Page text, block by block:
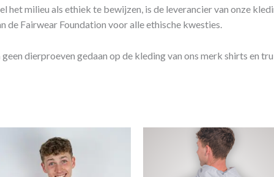
milieu als ethiek te bewijzen, is de leverancier van onze
de Fairwear Foundation voor alle ethische kwesties.
dierproeven gedaan op de kleding van ons merk shirts en